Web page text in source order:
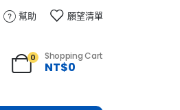
幫助 願望清單
0 Shopping Cart
NT$0